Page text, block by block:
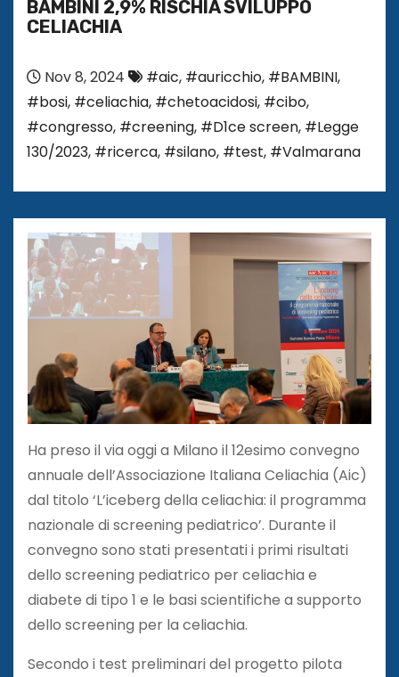
BAMBINI 2,9% RISCHIA SVILUPPO
CELIACHIA
Nov 8, 2024 #aic, #auricchio, #BAMBINI,
#bosi, #celiachia, #chetoacidosi, #cibo,
#congresso, #creening, #D1ce screen, #Legge
130/2023, #ricerca, #silano, #test, #Valmarana
Ha preso il via oggi a Milano il 12esimo convegno
annuale dell’Associazione Italiana Celiachia (Aic)
dal titolo ‘L’iceberg della celiachia: il programma
nazionale di screening pediatrico’. Durante il
convegno sono stati presentati i primi risultati
dello screening pediatrico per celiachia e
diabete di tipo 1 e le basi scientifiche a supporto
dello screening per la celiachia.
Secondo i test preliminari del progetto pilota